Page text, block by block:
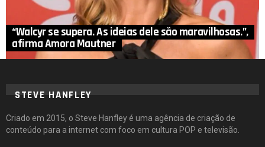
“Walcyr se supera. As ideias dele são maravilhosas.”,
afirma Amora Mautner
STEVE HANFLEY
Criado em 2015, o Steve Hanfley é uma agência de criação de
conteúdo para a internet com foco em cultura POP e televisão.